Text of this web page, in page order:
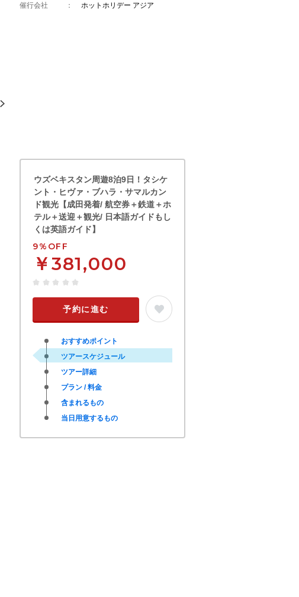
催行会社 ： ホットホリデー アジア
ウズベキスタン周遊8泊9日！タシケ
ント・ヒヴァ・ブハラ・サマルカン
ド観光【成田発着/ 航空券＋鉄道＋ホ
テル＋送迎＋観光/ 日本語ガイドもし
くは英語ガイド】
9%OFF
￥381,000
予約に進む
おすすめポイント
ツアースケジュール
ツアー詳細
プラン / 料金
含まれるもの
当日用意するもの